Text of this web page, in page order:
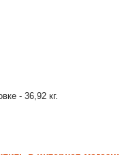
- 36,92 кг.